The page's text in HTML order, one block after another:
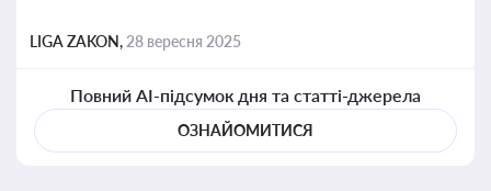
LIGA ZAKON, 28 вересня 2025
Повний AI-підсумок дня та статті-джерела
ОЗНАЙОМИТИСЯ